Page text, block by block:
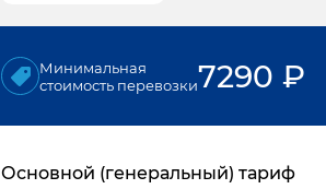
Минимальная
стоимость перевозки7290 ₽
Основной (генеральный) тариф